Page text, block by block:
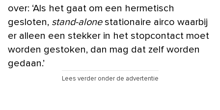
over: ‘Als het gaat om een hermetisch
gesloten, stand-alonestationaire airco waarbij
er alleen een stekker in het stopcontact moet
worden gestoken, dan mag dat zelf worden
gedaan.’
Lees verder onder de advertentie